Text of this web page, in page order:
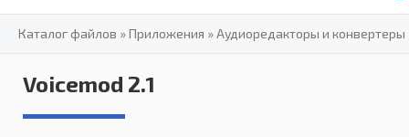
Каталог файлов »Приложения »Аудиоредакторы и конвертеры
Voicemod 2.1